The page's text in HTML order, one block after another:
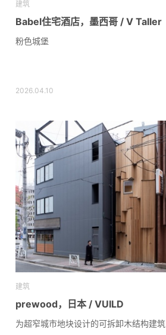
建筑
Babel住宅酒店，墨西哥 / V Taller
粉色城堡
2026.04.10
建筑
prewood，日本 / VUILD
为超窄城市地块设计的可拆卸木结构建筑